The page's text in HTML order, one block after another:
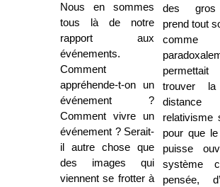
Nous en sommes
tous là de notre
rapport aux
événements.
Comment
appréhende-t-on un
événement ?
Comment vivre un
événement ? Serait-
il autre chose que
des images qui
viennent se frotter à
des
prend tout
trouver la
relativisme
pour que
puisse
système
pensée,